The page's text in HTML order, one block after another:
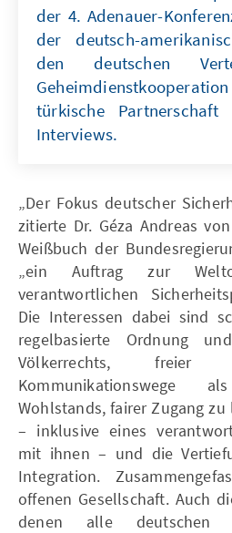
der 4. Adenauer-
der deutsch-
den deutschen
türkische
Interviews.
„Der Fokus deutscher
zitierte Dr. Géza Andreas
Weißbuch der
„ein Auftrag zur
verantwortlichen
Die Interessen dabei sind
regelbasierte Ordnung
Völkerrechts, freier
Kommunikationswege
Wohlstands, fairer Zugang
– inklusive eines
mit ihnen – und die
Integration.
offenen Gesellschaft. Auch
denen alle deutschen